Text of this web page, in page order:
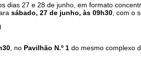
dias 27 e 28 de junho, em formato
sábado, 27 de junho, às 09h30 , com o
, no Pavilhão N.º 1 do mesmo complexo